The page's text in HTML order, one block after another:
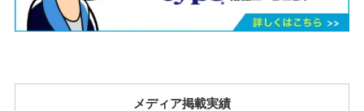
メディア掲載実績